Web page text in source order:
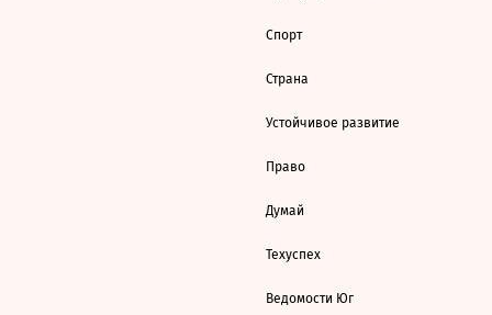
Спорт
Страна
Устойчивое развитие
Право
Думай
Техуспех
Ведомости Юг